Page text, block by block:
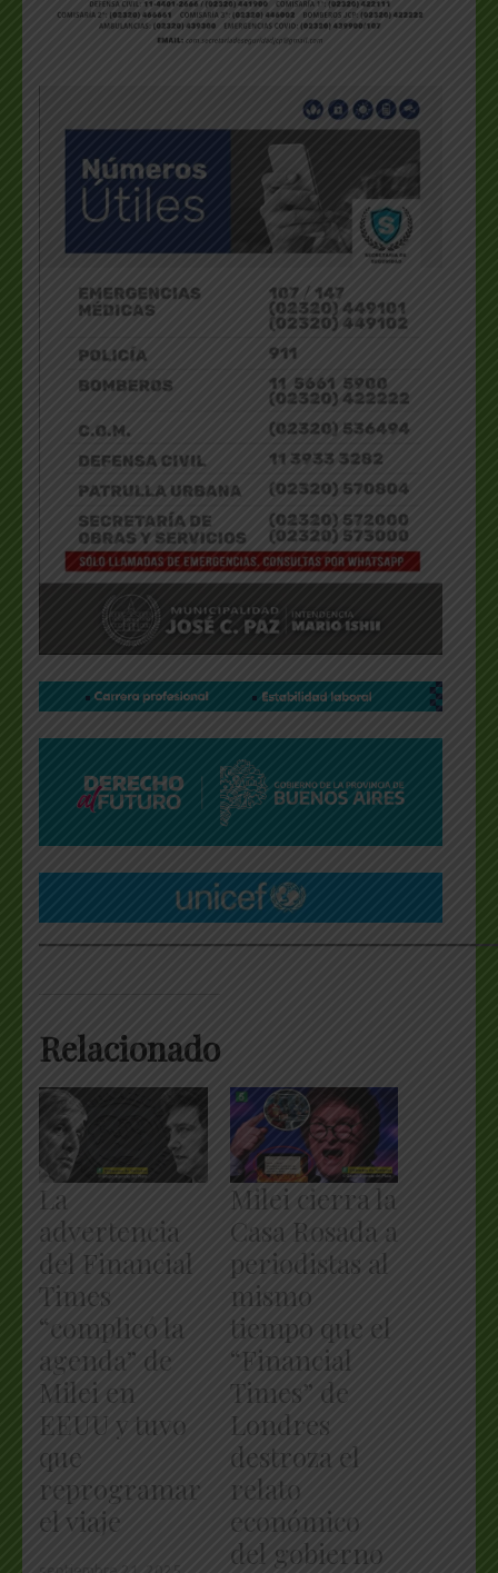
Relacionado
La
advertencia
del Financial
Times
“complicó la
agenda” de
Milei en
EEUU y tuvo
que
reprogramar
el viaje
Milei cierra la
Casa Rosada a
periodistas al
mismo
tiempo que el
“Financial
Times” de
Londres
destroza el
relato
económico
del gobierno